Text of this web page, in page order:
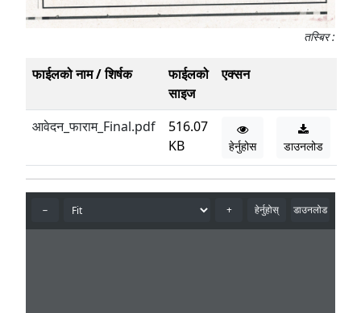
तस्बिर :
फाईलको नाम / शिर्षक
फाईलको
साइज
एक्सन
आवेदन_फाराम_Final.pdf
516.07
KB
हेर्नुहोस डाउनलोड